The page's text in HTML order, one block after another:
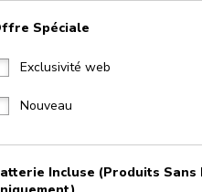
Spéciale
Exclusivité web
Nouveau
Incluse (produits Sans